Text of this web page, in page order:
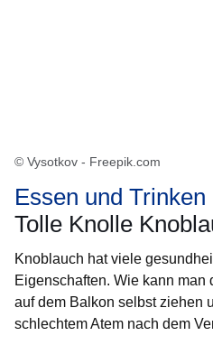
© Vysotkov - Freepik.com
Essen und Trinken
Tolle Knolle
Knoblauch hat viele
Eigenschaften. Wie kann man
auf dem Balkon selbst ziehen
schlechtem Atem nach dem